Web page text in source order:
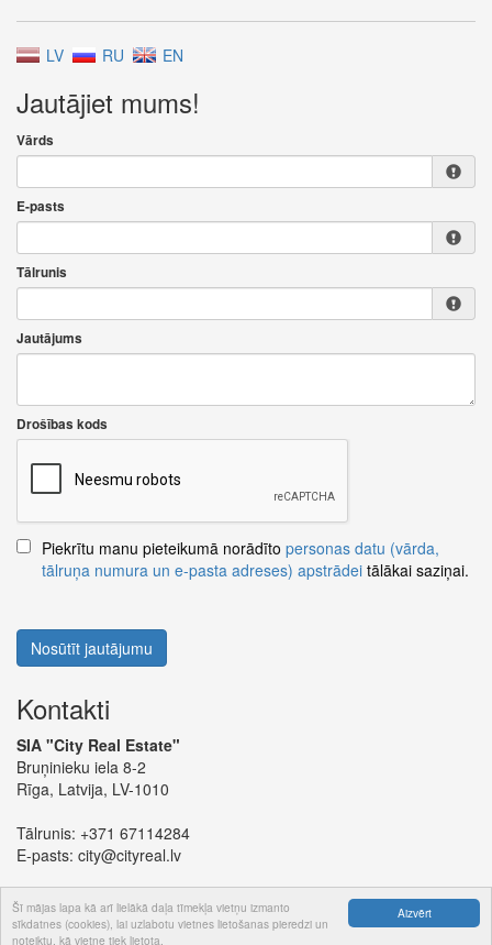
Aizvērt
Šī mājas lapa kā arī lielākā daļa tīmekļa vietņu izmanto
sīkdatnes (cookies), lai uzlabotu vietnes lietošanas pieredzi un
noteiktu, kā vietne tiek lietota.
LV RU EN
Jautājiet mums!
Vārds
E-pasts
Tālrunis
Jautājums
Drošības kods
Piekrītu manu pieteikumā norādīto personas datu (vārda,
tālruņa numura un e-pasta adreses) apstrādei tālākai saziņai.
Nosūtīt jautājumu
Kontakti
SIA "City Real Estate"
Bruņinieku iela 8-2
Rīga, Latvija, LV-1010
Tālrunis: +371 67114284
E-pasts: city@cityreal.lv